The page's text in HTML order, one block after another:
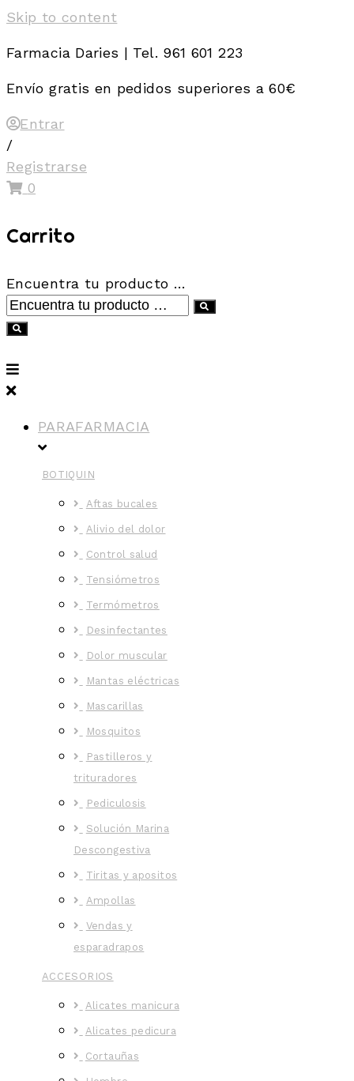
Skip to content
Farmacia Daries | Tel. 961 601 223
Envío gratis en pedidos superiores a 60€
Entrar
/
Registrarse
0
Carrito
Encuentra tu producto …
PARAFARMACIA
BOTIQUIN
Aftas bucales
Alivio del dolor
Control salud
Tensiómetros
Termómetros
Desinfectantes
Dolor muscular
Mantas eléctricas
Mascarillas
Mosquitos
Pastilleros y
trituradores
Pediculosis
Solución Marina
Descongestiva
Tiritas y apositos
Ampollas
Vendas y
esparadrapos
ACCESORIOS
Alicates manicura
Alicates pedicura
Cortauñas